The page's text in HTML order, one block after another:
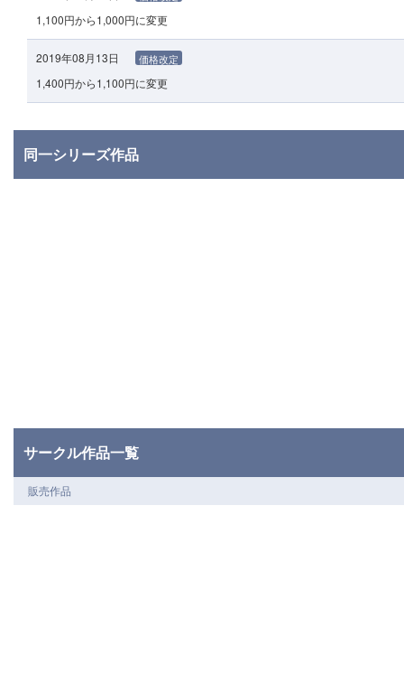
1,100円から1,000円に変更
2019年08月13日 価格改定
1,400円から1,100円に変更
同一シリーズ作品
サークル作品一覧
販売作品